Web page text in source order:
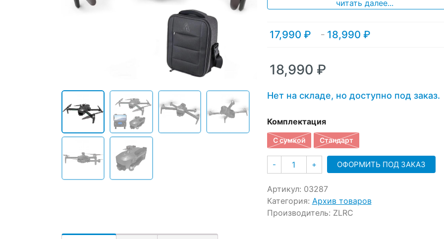
читать далее...
17,990 ₽ – 18,990 ₽
Диапазон
18,990 ₽
18,990 ₽
Нет на складе, но доступно под заказ.
Комплектация
С сумкой Стандарт
- Количество
+ ОФОРМИТЬ ПОД ЗАКАЗ
Артикул: 03287
Категория: Архив товаров
Производитель: ZLRC